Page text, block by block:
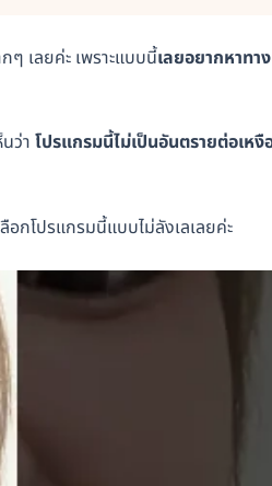
ๆ เลยค่ะ เพราะแบบนี้เลยอยากหาทาง
ว่า โปรแกรมนี้ไม่เป็นอันตรายต่อเหงื
อกโปรแกรมนี้แบบไม่ลังเลเลยค่ะ